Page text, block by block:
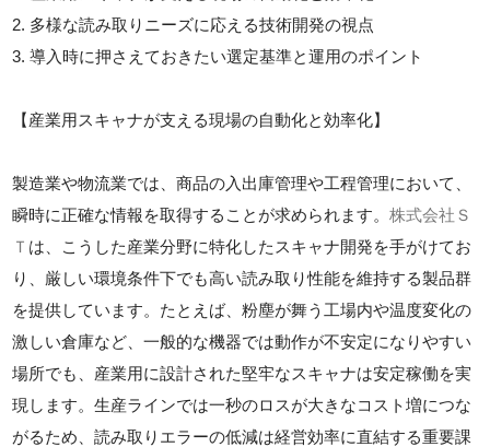
2. 多様な読み取りニーズに応える技術開発の視点
3. 導入時に押さえておきたい選定基準と運用のポイント
【産業用スキャナが支える現場の自動化と効率化】
製造業や物流業では、商品の入出庫管理や工程管理において、
瞬時に正確な情報を取得することが求められます。株式会社Ｓ
Ｔ は、こうした産業分野に特化したスキャナ開発を手がけてお
り、厳しい環境条件下でも高い読み取り性能を維持する製品群
を提供しています。たとえば、粉塵が舞う工場内や温度変化の
激しい倉庫など、一般的な機器では動作が不安定になりやすい
場所でも、産業用に設計された堅牢なスキャナは安定稼働を実
現します。生産ラインでは一秒のロスが大きなコスト増につな
がるため、読み取りエラーの低減は経営効率に直結する重要課